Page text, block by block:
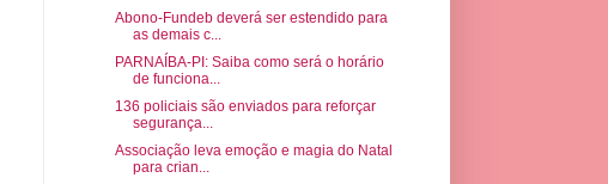
Abono-Fundeb deverá ser estendido para
as demais c...
PARNAÍBA-PI: Saiba como será o horário
de funciona...
136 policiais são enviados para reforçar
segurança...
Associação leva emoção e magia do Natal
para crian...